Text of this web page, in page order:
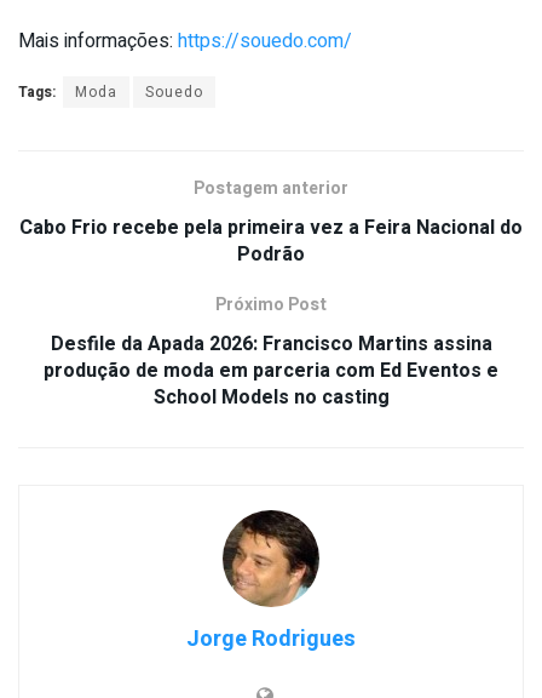
Mais informações: https://souedo.com/
Tags: Moda Souedo
Postagem anterior
Cabo Frio recebe pela primeira vez a Feira Nacional do
Podrão
Próximo Post
Desfile da Apada 2026: Francisco Martins assina
produção de moda em parceria com Ed Eventos e
School Models no casting
Jorge Rodrigues